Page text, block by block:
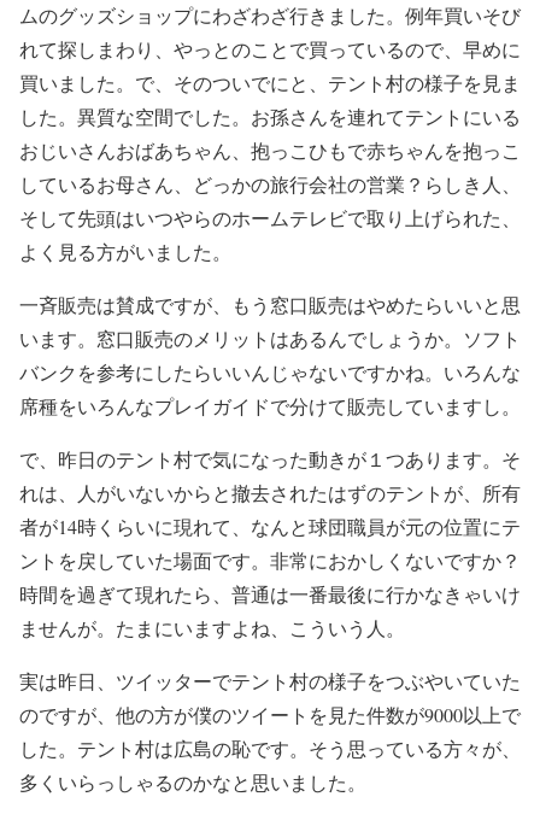
ムのグッズショップにわざわざ行きました。例年買いそび
れて探しまわり、やっとのことで買っているので、早めに
買いました。で、そのついでにと、テント村の様子を見ま
した。異質な空間でした。お孫さんを連れてテントにいる
おじいさんおばあちゃん、抱っこひもで赤ちゃんを抱っこ
しているお母さん、どっかの旅行会社の営業？らしき人、
そして先頭はいつやらのホームテレビで取り上げられた、
よく見る方がいました。
一斉販売は賛成ですが、もう窓口販売はやめたらいいと思
います。窓口販売のメリットはあるんでしょうか。ソフト
バンクを参考にしたらいいんじゃないですかね。いろんな
席種をいろんなプレイガイドで分けて販売していますし。
で、昨日のテント村で気になった動きが１つあります。そ
れは、人がいないからと撤去されたはずのテントが、所有
者が14時くらいに現れて、なんと球団職員が元の位置にテ
ントを戻していた場面です。非常におかしくないですか？
時間を過ぎて現れたら、普通は一番最後に行かなきゃいけ
ませんが。たまにいますよね、こういう人。
実は昨日、ツイッターでテント村の様子をつぶやいていた
のですが、他の方が僕のツイートを見た件数が9000以上で
した。テント村は広島の恥です。そう思っている方々が、
多くいらっしゃるのかなと思いました。